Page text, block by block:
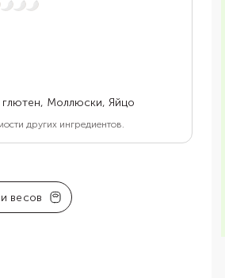
остроты
глютен, Моллюски, Яйцо
других ингредиентов.
весов